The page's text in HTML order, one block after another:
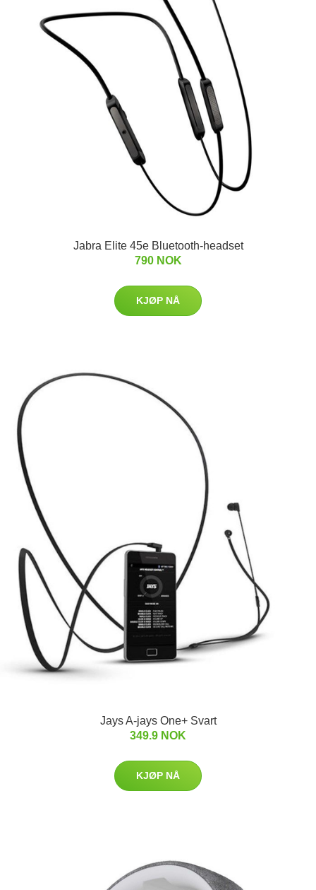
Jabra Elite 45e Bluetooth-headset
790 NOK
KJØP NÅ
Jays A-jays One+ Svart
349.9 NOK
KJØP NÅ